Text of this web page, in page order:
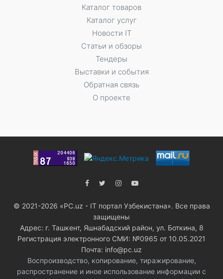
Каталог товаров
Каталог услуг
Новости IT
Статьи и обзоры
Тендеры
Выставки и события
Обратная связь
О проекте
© 2021-2026 «PC.uz - IT портал Узбекистана». Все права
защищены
Адрес: г. Ташкент, Яшнабадский район, ул. Боткина, 8
Регистрация электронного СМИ: №0965 от 10.05.2021
Почта: info@pc.uz
Воспроизводство, копирование, тиражирование,
распространение и иное использование информации с